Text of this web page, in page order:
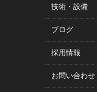
技術・設備
ブログ
採用情報
お問い合わせ